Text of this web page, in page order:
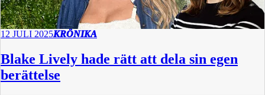
12 JULI 2025KRÖNIKA
Blake Lively hade rätt att dela sin egen
berättelse